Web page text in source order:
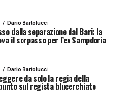
Dario Bartolucci
dalla separazione dal Bari: la
il sorpasso per l’ex Sampdoria
Dario Bartolucci
da solo la regia della
sul regista blucerchiato